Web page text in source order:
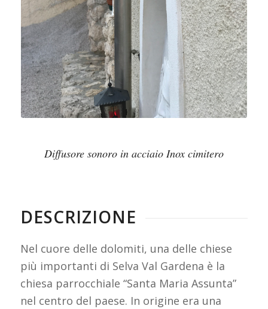
Diffusore sonoro in acciaio Inox cimitero
DESCRIZIONE
Nel cuore delle dolomiti, una delle chiese
più importanti di Selva Val Gardena è la
chiesa parrocchiale “Santa Maria Assunta”
nel centro del paese. In origine era una